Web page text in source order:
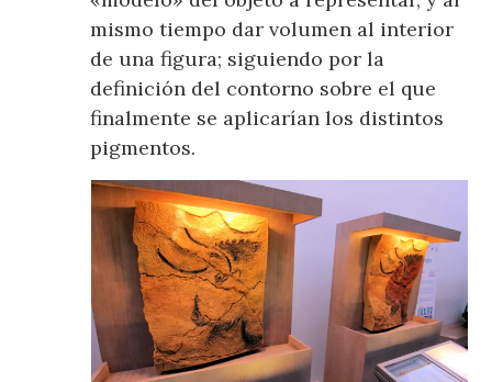
mismo tiempo dar volumen al interior
de una figura; siguiendo por la
definición del contorno sobre el que
finalmente se aplicarían los distintos
pigmentos.